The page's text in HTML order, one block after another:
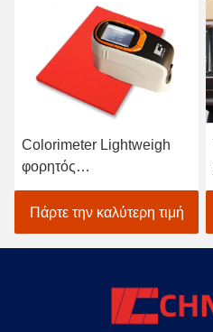
Colorimeter Lightweigh
φορητός
Spectrophotometer
ατομικός ανιχνευτής
χρωμάτων αυτοκινήτων
Πάρτε την καλύτερη τιμή